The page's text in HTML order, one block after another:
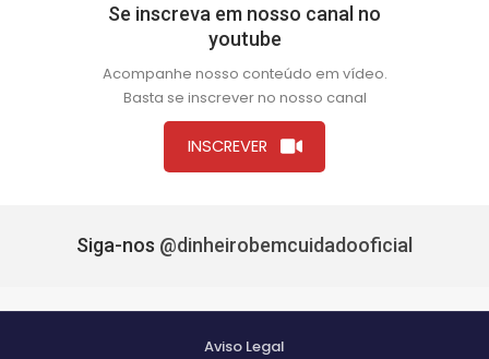
Se inscreva em nosso canal no
youtube
Acompanhe nosso conteúdo em vídeo.
Basta se inscrever no nosso canal
INSCREVER
Siga-nos @dinheirobemcuidadooficial
Aviso Legal